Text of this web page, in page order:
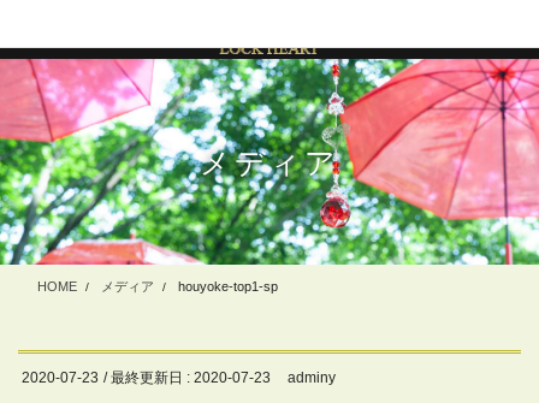
テ
に
移
動
ゲ
ョ
ン
に
移
動
メディア
HOME メディア houyoke-top1-sp
2020-07-23 / 最終更新日 : 2020-07-23 adminy